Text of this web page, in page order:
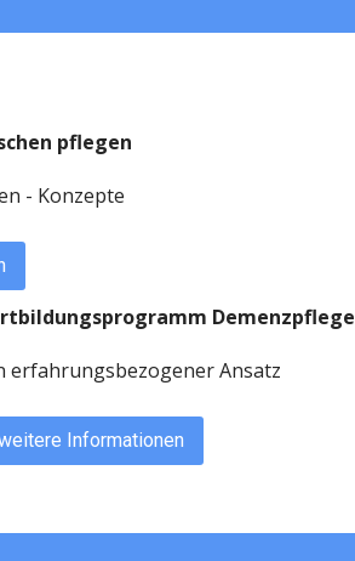
pflegen
- Konzepte
Demenzpflege
erfahrungsbezogener Ansatz
Informationen